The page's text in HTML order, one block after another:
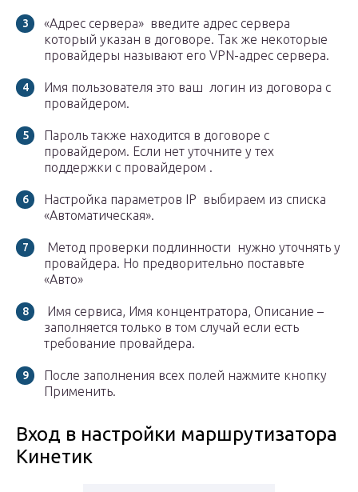
«Адрес сервера» введите адрес сервера
который указан в договоре. Так же некоторые
провайдеры называют его VPN-адрес сервера.
Имя пользователя это ваш логин из договора с
провайдером.
Пароль также находится в договоре с
провайдером. Если нет уточните у тех
поддержки с провайдером .
Настройка параметров IP выбираем из списка
«Автоматическая».
Метод проверки подлинности нужно уточнять у
провайдера. Но предворительно поставьте
«Авто»
Имя сервиса, Имя концентратора, Описание –
заполняется только в том случай если есть
требование провайдера.
После заполнения всех полей нажмите кнопку
Применить.
Вход в настройки маршрутизатора
Кинетик